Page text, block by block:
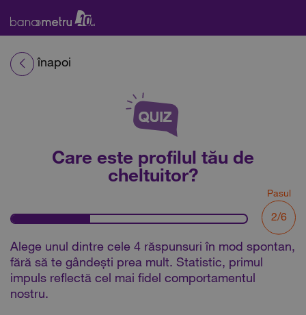
înapoi
Care este profilul tău de
cheltuitor?
Pasul
2/6
Alege unul dintre cele 4 răspunsuri în mod spontan,
fără să te gândești prea mult. Statistic, primul
impuls reflectă cel mai fidel comportamentul
nostru.